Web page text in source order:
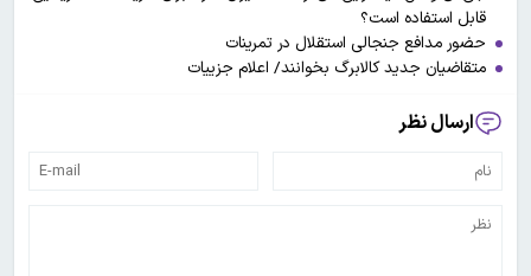
قابل استفاده است؟
حضور مدافع جنجالی استقلال در تمرینات
متقاضیان جدید کالابرگ بخوانند/ اعلام جزییات
ارسال نظر